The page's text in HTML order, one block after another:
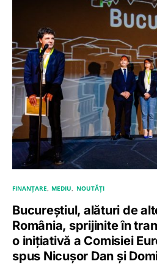
FINANȚARE MEDIU NOUTĂȚI
Bucureștiul, alături de
România, sprijinite în
o inițiativă a Comisiei
spus Nicușor Dan și